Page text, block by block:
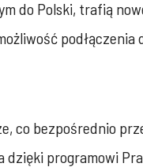
do Polski, trafią
podłączenia
co bezpośrednio
dzięki programowi